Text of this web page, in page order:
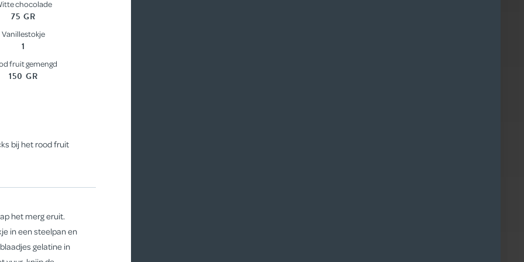
chocolade
75 GR
Vanillestokje
1
fruit gemengd
150 GR
bij het rood fruit
het merg eruit.
in een steelpan en
gelatine in